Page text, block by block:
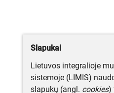
Slapukai
Lietuvos integralioje
sistemoje (LIMIS)
slapukų (angl. cookies)